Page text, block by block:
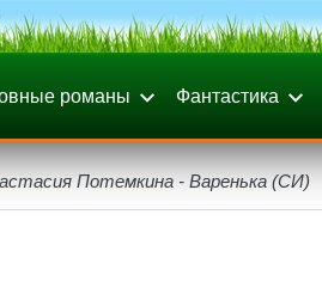
романы Фантастика
Потемкина - Варенька (СИ)